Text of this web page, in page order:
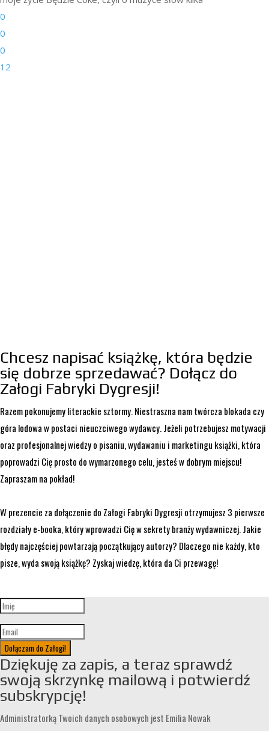
0
0
0
12
Chcesz napisać książkę, która będzie
się dobrze sprzedawać? Dołącz do
Załogi Fabryki Dygresji!
Razem pokonujemy literackie sztormy. Niestraszna nam twórcza blokada czy
góra lodowa w postaci nieuczciwego wydawcy. Jeżeli potrzebujesz motywacji
oraz profesjonalnej wiedzy o pisaniu, wydawaniu i marketingu książki, która
poprowadzi Cię prosto do wymarzonego celu, jesteś w dobrym miejscu!
Zapraszam na pokład!
W prezencie za dołączenie do Załogi Fabryki Dygresji otrzymujesz 3 pierwsze
rozdziały e-booka, który wprowadzi Cię w sekrety branży wydawniczej. Jakie
błędy najczęściej powtarzają początkujący autorzy? Dlaczego nie każdy, kto
pisze, wyda swoją książkę? Zyskaj wiedzę, która da Ci przewagę!
Dołączam do Załogi!
Dziękuję za zapis, a teraz sprawdź
swoją skrzynkę mailową i potwierdź
subskrypcję!
Administratorką Twoich danych osobowych jest Emilia Nowak